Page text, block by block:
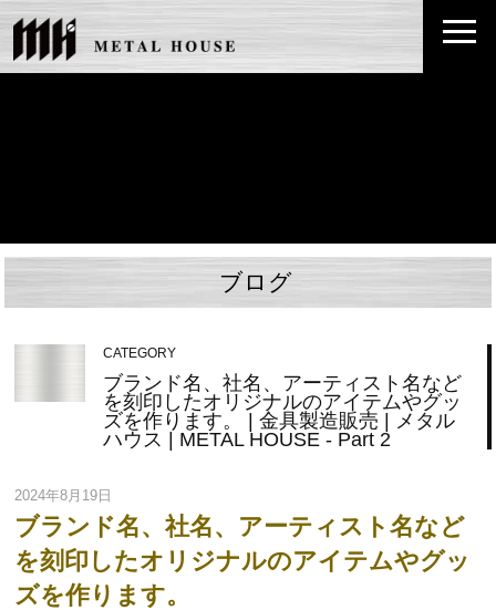
ブログ
CATEGORY
ブランド名、社名、アーティスト名など
を刻印したオリジナルのアイテムやグッ
ズを作ります。 | 金具製造販売 | メタル
ハウス | METAL HOUSE - Part 2
2024年8月19日
ブランド名、社名、アーティスト名など
を刻印したオリジナルのアイテムやグッ
ズを作ります。